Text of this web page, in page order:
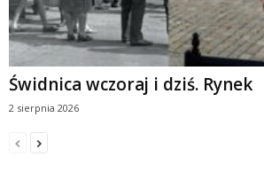
Świdnica wczoraj i dziś. Rynek
2 sierpnia 2026